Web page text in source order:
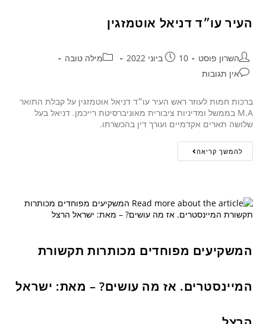
העיר עו״ד דניאל אוטמזגין
השרון פוסט 10 ביוני 2022
מילה טובה
אין תגובות
ברכות חמות לעוזר ראש העיר עו״ד דניאל אוטמזגין על קבלת התואר
M.A בממשל ומדיניות ציבורית מאוניברסיטת רייכמן. דניאל בעל
שלושה תארים אקדמיים ועורך דין בהכשרתו.
להמשך קריאה
המשקיעים מפוחדים מכותרות תקשורת
המיינסטרים. אז מה עושים? – מאת: ישראל